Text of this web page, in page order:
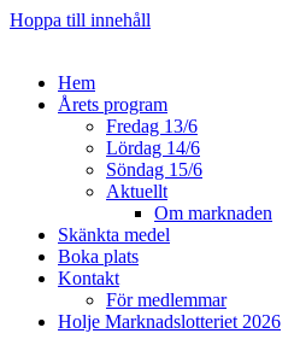
Hoppa till innehåll
Hem
Årets program
Fredag 13/6
Lördag 14/6
Söndag 15/6
Aktuellt
Om marknaden
Skänkta medel
Boka plats
Kontakt
För medlemmar
Holje Marknadslotteriet 2026